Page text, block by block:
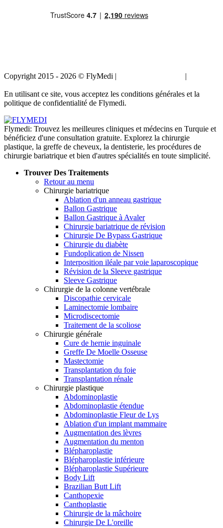
Copyright 2015 - 2026 © FlyMedi | |
En utilisant ce site, vous acceptez les conditions générales et la
politique de confidentialité de Flymedi.
Flymedi: Trouvez les meilleures cliniques et médecins en Turquie et
bénéficiez d'une consultation gratuite. Explorez la chirurgie
plastique, la greffe de cheveux, la dentisterie, les procédures de
chirurgie bariatrique et bien d'autres spécialités en toute simplicité.
Trouver Des Traitements
Retour au menu
Chirurgie bariatrique
Ablation d'un anneau gastrique
Ballon Gastrique
Ballon Gastrique à Avaler
Chirurgie bariatrique de révision
Chirurgie De Bypass Gastrique
Chirurgie du diabète
Fundoplication de Nissen
Interposition iléale par voie laparoscopique
Révision de la Sleeve gastrique
Sleeve Gastrique
Chirurgie de la colonne vertébrale
Discopathie cervicale
Laminectomie lombaire
Microdiscectomie
Traitement de la scoliose
Chirurgie générale
Cure de hernie inguinale
Greffe De Moelle Osseuse
Mastectomie
Transplantation du foie
Transplantation rénale
Chirurgie plastique
Abdominoplastie
Abdominoplastie étendue
Abdominoplastie Fleur de Lys
Ablation d'un implant mammaire
Augmentation des lèvres
Augmentation du menton
Blépharoplastie
Blépharoplastie inférieure
Blépharoplastie Supérieure
Body Lift
Brazilian Butt Lift
Canthopexie
Canthoplastie
Chirurgie de la mâchoire
Chirurgie De L'oreille